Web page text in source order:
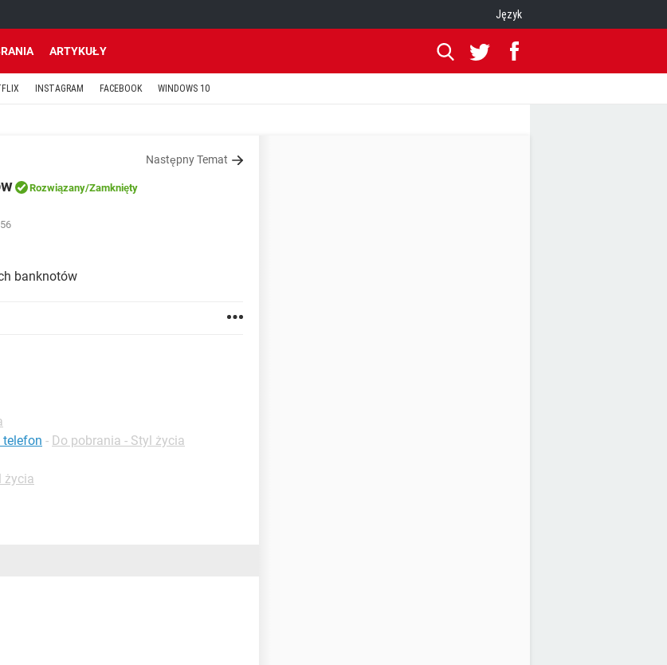
Język
ARTYKUŁY
INSTAGRAM FACEBOOK WINDOWS 10
Następny Temat
Rozwiązany/Zamknięty
banknotów
telefon - Do pobrania - Styl życia
życia